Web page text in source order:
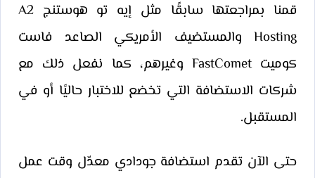
قمنا بمراجعتها سابقًا مثل إيه تو هوستنج A2
Hosting والمستضيف الأمريكي الصاعد فاست
كوميت FastComet وغيرهم، كما نفعل ذلك مع
شركات الاستضافة التي تخضع للاختبار حاليًا أو في
المستقبل.
حتى الآن تقدم استضافة جودادي معدّل وقت عمل